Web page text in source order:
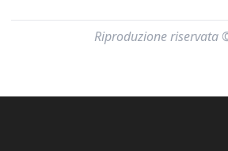
Riproduzione riservata